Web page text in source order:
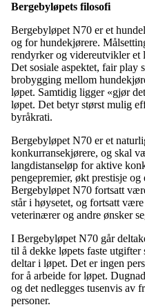
Bergebyløpets filosofi
Bergebyløpet N70 er et
og for hundekjørere.
rendyrker og videreutvikler et
Det sosiale aspektet, fair play
brobygging mellom
løpet. Samtidig ligger «gjør
løpet. Det betyr størst mulig
byråkrati.
Bergebyløpet N70 er et
konkurransekjørere, og skal
langdistanseløp for aktive
pengepremier, økt prestisje
Bergebyløpet N70 fortsatt
står i høysetet, og fortsatt
veterinærer og andre ønsker
I Bergebyløpet N70 går
til å dekke løpets faste
deltar i løpet. Det er ingen
for å arbeide for løpet.
og det nedlegges tusenvis av
personer.